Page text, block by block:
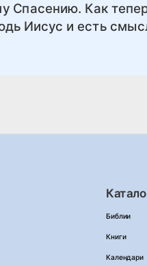
Спасению. Как
Иисус и есть
Библии
Книги
Календари